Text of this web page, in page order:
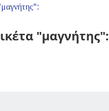
"μαγνήτης":